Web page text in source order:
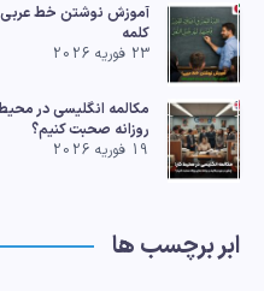
آموزش نوشتن خط عربی؛
کلمه
23 فوریه 2026
مکالمه انگلیسی در
روزانه صحبت کنیم؟
19 فوریه 2026
ابر برچسب ها